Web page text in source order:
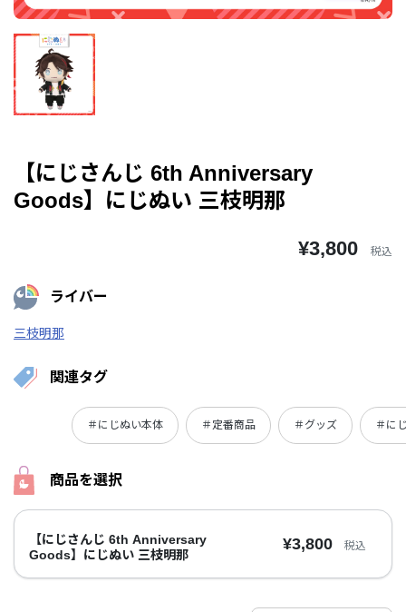
【にじさんじ 6th Anniversary
Goods】にじぬい 三枝明那
¥3,800 税込
ライバー
三枝明那
関連タグ
＃にじぬい本体 ＃定番商品 ＃グッズ ＃に
商品を選択
【にじさんじ 6th Anniversary
Goods】にじぬい 三枝明那
¥3,800 税込